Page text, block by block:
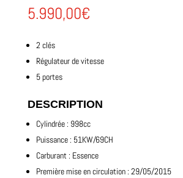
5.990,00€
2 clés
Régulateur de vitesse
5 portes
DESCRIPTION
Cylindrée : 998cc
Puissance : 51KW/69CH
Carburant : Essence
Première mise en circulation : 29/05/2015